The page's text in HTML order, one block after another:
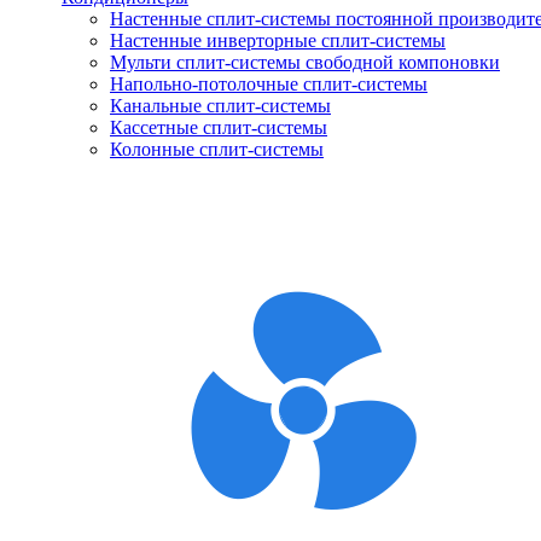
Настенные сплит-системы постоянной
Настенные инверторные сплит-системы
Мульти сплит-системы свободной компоновки
Напольно-потолочные сплит-системы
Канальные сплит-системы
Кассетные сплит-системы
Колонные сплит-системы